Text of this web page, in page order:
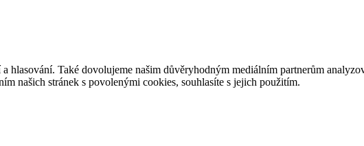
Také dovolujeme našim důvěryhodným mediálním partnerům
našich stránek s povolenými cookies, souhlasíte s jejich použitím.